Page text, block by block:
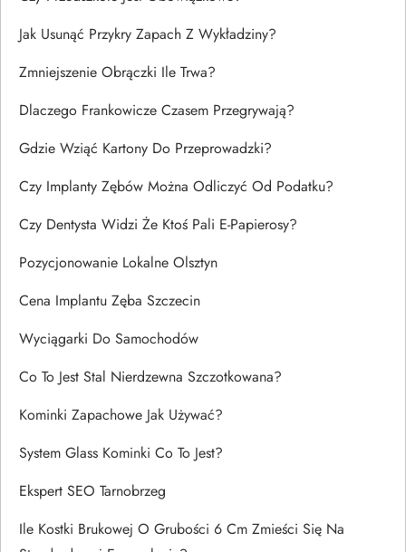
Jak Usunąć Przykry Zapach Z Wykładziny?
Zmniejszenie Obrączki Ile Trwa?
Dlaczego Frankowicze Czasem Przegrywają?
Gdzie Wziąć Kartony Do Przeprowadzki?
Czy Implanty Zębów Można Odliczyć Od Podatku?
Czy Dentysta Widzi Że Ktoś Pali E-Papierosy?
Pozycjonowanie Lokalne Olsztyn
Cena Implantu Zęba Szczecin
Wyciągarki Do Samochodów
Co To Jest Stal Nierdzewna Szczotkowana?
Kominki Zapachowe Jak Używać?
System Glass Kominki Co To Jest?
Ekspert SEO Tarnobrzeg
Ile Kostki Brukowej O Grubości 6 Cm Zmieści Się Na